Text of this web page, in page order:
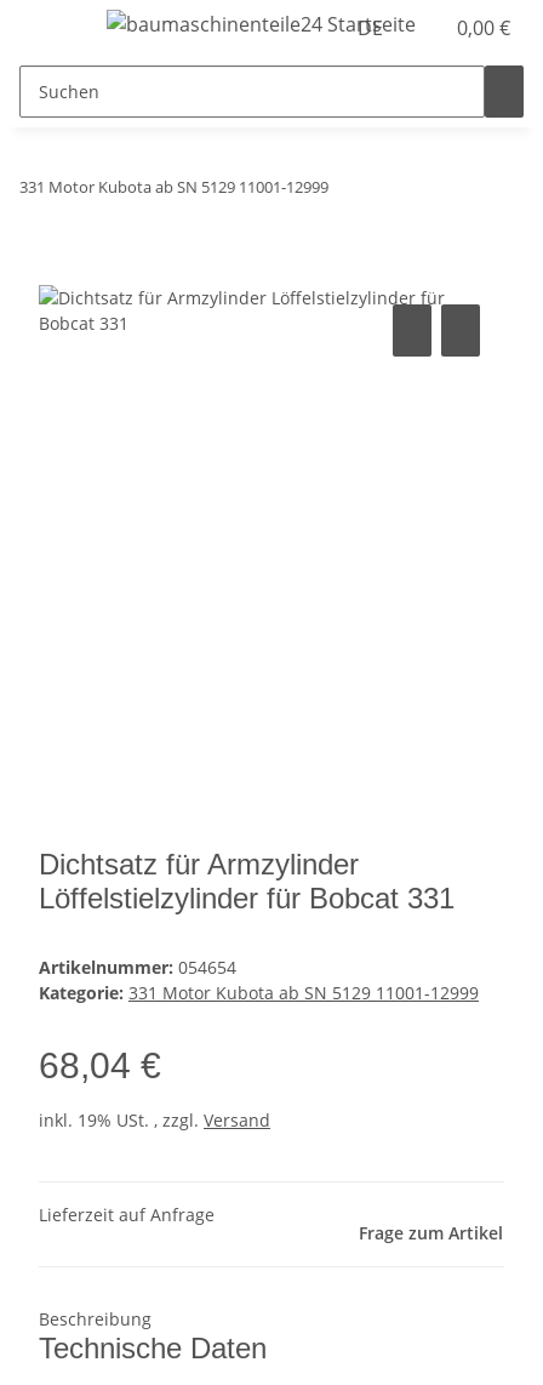
DE 0,00 €
331 Motor Kubota ab SN 5129 11001-12999
Dichtsatz für Armzylinder
Löffelstielzylinder für Bobcat 331
Artikelnummer: 054654
Kategorie: 331 Motor Kubota ab SN 5129 11001-12999
68,04 €
inkl. 19% USt. , zzgl. Versand
Lieferzeit auf Anfrage
Frage zum Artikel
Beschreibung
Technische Daten